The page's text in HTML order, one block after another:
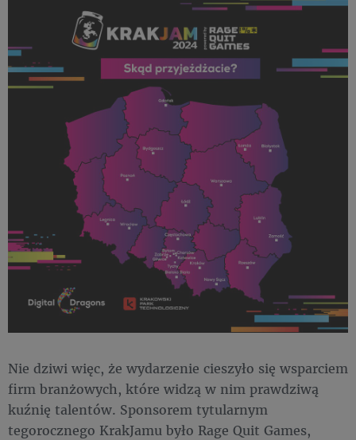
Nie dziwi więc, że wydarzenie cieszyło się wsparciem
firm branżowych, które widzą w nim prawdziwą
kuźnię talentów. Sponsorem tytularnym
tegorocznego KrakJamu było Rage Quit Games,